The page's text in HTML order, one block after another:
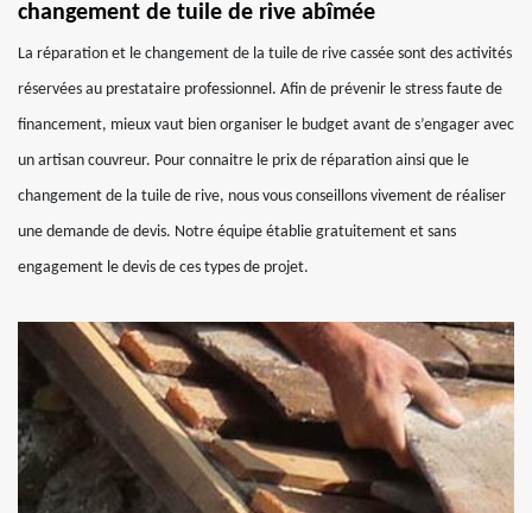
changement de tuile de rive abîmée
La réparation et le changement de la tuile de rive cassée sont des activités
réservées au prestataire professionnel. Afin de prévenir le stress faute de
financement, mieux vaut bien organiser le budget avant de s’engager avec
un artisan couvreur. Pour connaitre le prix de réparation ainsi que le
changement de la tuile de rive, nous vous conseillons vivement de réaliser
une demande de devis. Notre équipe établie gratuitement et sans
engagement le devis de ces types de projet.